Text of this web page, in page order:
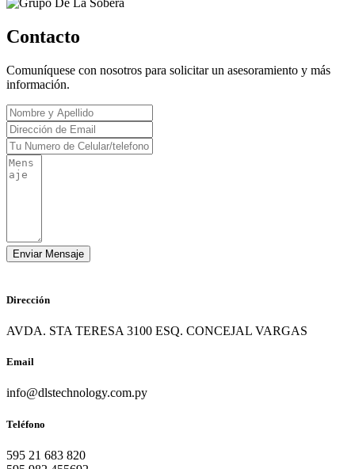
Contacto
Comuníquese con nosotros para solicitar un asesoramiento y más
información.
Dirección
AVDA. STA TERESA 3100 ESQ. CONCEJAL VARGAS
Email
info@dlstechnology.com.py
Teléfono
595 21 683 820